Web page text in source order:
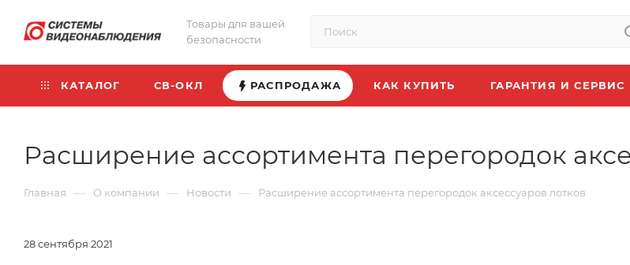
Товары для вашей
безопасности
КАТАЛОГ СВ-ОКЛ РАСПРОДАЖА КАК КУПИТЬ ГАРАНТИЯ И СЕРВИС
Расширение ассортимента перегородок
Главная — О компании — Новости — Расширение ассортимента перегородок аксессуаров лотков
28 сентября 2021